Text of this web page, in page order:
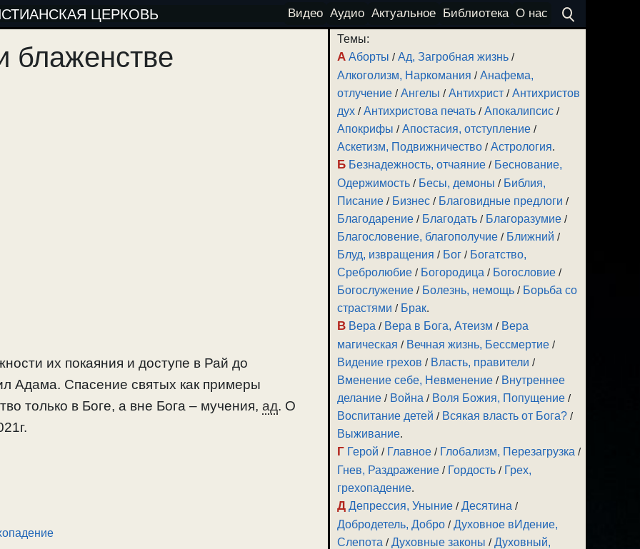
ЦЕРКОВЬ Видео Аудио Актуальное Библиотека О нас
блаженстве
их покаяния и доступе в Рай до
Адама. Спасение святых как примеры
только в Боге, а вне Бога – мучения, ад. О
Темы:
А Аборты /Ад, Загробная жизнь /
Алкоголизм, Наркомания /Анафема,
отлучение /Ангелы /Антихрист /Антихристов
дух /Антихристова печать /Апокалипсис /
Апокрифы /Апостасия, отступление /
Аскетизм, Подвижничество /Астрология.
Б Безнадежность, отчаяние / Беснование,
Одержимость / Бесы, демоны / Библия,
Писание / Бизнес / Благовидные предлоги /
Благодарение / Благодать / Благоразумие /
Благословение, благополучие / Ближний /
Блуд, извращения / Бог / Богатство,
Сребролюбие / Богородица / Богословие /
Богослужение / Болезнь, немощь / Борьба со
страстями / Брак.
В Вера / Вера в Бога, Атеизм / Вера
магическая / Вечная жизнь, Бессмертие /
Видение грехов / Власть, правители /
Вменение себе, Невменение / Внутреннее
делание / Война / Воля Божия, Попущение /
Воспитание детей / Всякая власть от Бога? /
Выживание.
Г Герой / Главное / Глобализм, Перезагрузка /
Гнев, Раздражение / Гордость / Грех,
грехопадение.
Д Депрессия, Уныние /Десятина /
Добродетель, Добро /Духовное вИдение,
Слепота /Духовные законы /Духовный,